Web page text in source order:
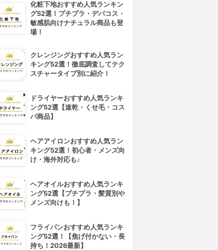
化粧下地おすすめ人気ランキン
グ52選！プチプラ・デパコス・
敏感肌向けナチュラル商品も登
場！
クレンジングおすすめ人気ラン
キング52選！徹底調査してテク
スチャータイプ別に紹介！
ドライヤーおすすめ人気ランキ
ング52選【速乾・くせ毛・コス
パ商品】
ヘアアイロンおすすめ人気ラン
キング52選！初心者・メンズ向
け・海外対応も♪
ヘアオイルおすすめ人気ランキ
ング52選【プチプラ・髪質別や
メンズ向けも！】
フライパンおすすめ人気ランキ
ング52選！【焦げ付かない・長
持ち！2026最新】